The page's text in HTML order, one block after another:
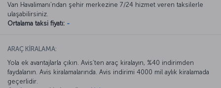
Van Havalimanı’ndan şehir merkezine 7/24 hizmet veren taksilerle
ulaşabilirsiniz.
Ortalama taksi fiyatı: -
ARAÇ KİRALAMA:
Yola ek avantajlarla çıkın. Avis’ten araç kiralayın, %40 indirimden
faydalanın. Avis kiralamalarında. Avis indirimi 4000 mil aylık kiralamada
geçerlidir.